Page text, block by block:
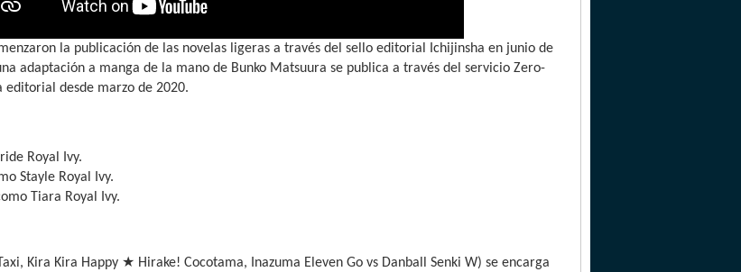
la publicación de las novelas ligeras a través del sello editorial Ichijinsha en junio de
adaptación a manga de la mano de Bunko Matsuura se publica a través del servicio Zero-
editorial desde marzo de 2020.
Royal Ivy.
Stayle Royal Ivy.
Tiara Royal Ivy.
Kira Kira Happy ★ Hirake! Cocotama, Inazuma Eleven Go vs Danball Senki W) se encarga